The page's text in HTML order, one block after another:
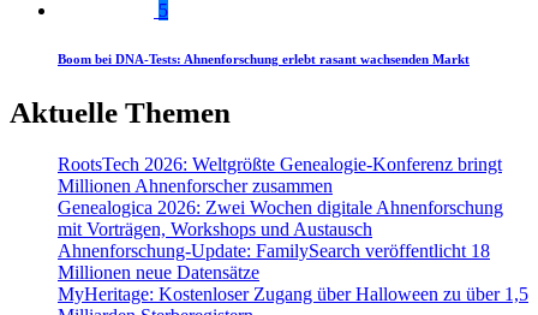
5
Boom bei DNA-Tests: Ahnenforschung erlebt rasant wachsenden Markt
Aktuelle Themen
RootsTech 2026: Weltgrößte Genealogie-Konferenz bringt
Millionen Ahnenforscher zusammen
Genealogica 2026: Zwei Wochen digitale Ahnenforschung
mit Vorträgen, Workshops und Austausch
Ahnenforschung-Update: FamilySearch veröffentlicht 18
Millionen neue Datensätze
MyHeritage: Kostenloser Zugang über Halloween zu über 1,5